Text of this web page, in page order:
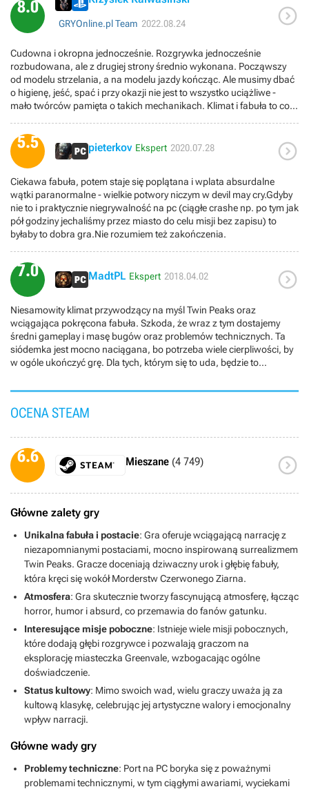
8.0
GRYOnline.pl Team 2022.08.24 
Cudowna i okropna jednocześnie. Rozgrywka jednocześnie
rozbudowana, ale z drugiej strony średnio wykonana. Począwszy
od modelu strzelania, a na modelu jazdy kończąc. Ale musimy dbać
o higienę, jeść, spać i przy okazji nie jest to wszystko uciążliwe -
mało twórców pamięta o takich mechanikach. Klimat i fabuła to coś
Ale i tak bawiłem się wyśmienicie.
5.5 pieterkov Ekspert 2020.07.28 
Ciekawa fabuła, potem staje się poplątana i wplata absurdalne
wątki paranormalne - wielkie potwory niczym w devil may cry.Gdyby
nie to i praktycznie niegrywalność na pc (ciągłe crashe np. po tym jak
pół godziny jechaliśmy przez miasto do celu misji bez zapisu) to
byłaby to dobra gra.Nie rozumiem też zakończenia.
7.0 MadtPL Ekspert 2018.04.02 
Niesamowity klimat przywodzący na myśl Twin Peaks oraz
wciągająca pokręcona fabuła. Szkoda, że wraz z tym dostajemy
średni gameplay i masę bugów oraz problemów technicznych. Ta
siódemka jest mocno naciągana, bo potrzeba wiele cierpliwości, by
w ogóle ukończyć grę. Dla tych, którym się to uda, będzie to
OCENA STEAM
6.6 Mieszane (4 749) 
Główne zalety gry
Unikalna fabuła i postacie: Gra oferuje wciągającą narrację z
niezapomnianymi postaciami, mocno inspirowaną surrealizmem
Twin Peaks. Gracze doceniają dziwaczny urok i głębię fabuły,
która kręci się wokół Morderstw Czerwonego Ziarna.
Atmosfera: Gra skutecznie tworzy fascynującą atmosferę, łącząc
horror, humor i absurd, co przemawia do fanów gatunku.
Interesujące misje poboczne: Istnieje wiele misji pobocznych,
które dodają głębi rozgrywce i pozwalają graczom na
eksplorację miasteczka Greenvale, wzbogacając ogólne
doświadczenie.
Status kultowy: Mimo swoich wad, wielu graczy uważa ją za
kultową klasykę, celebrując jej artystyczne walory i emocjonalny
wpływ narracji.
Główne wady gry
Problemy techniczne: Port na PC boryka się z poważnymi
problemami technicznymi, w tym ciągłymi awariami, wyciekami